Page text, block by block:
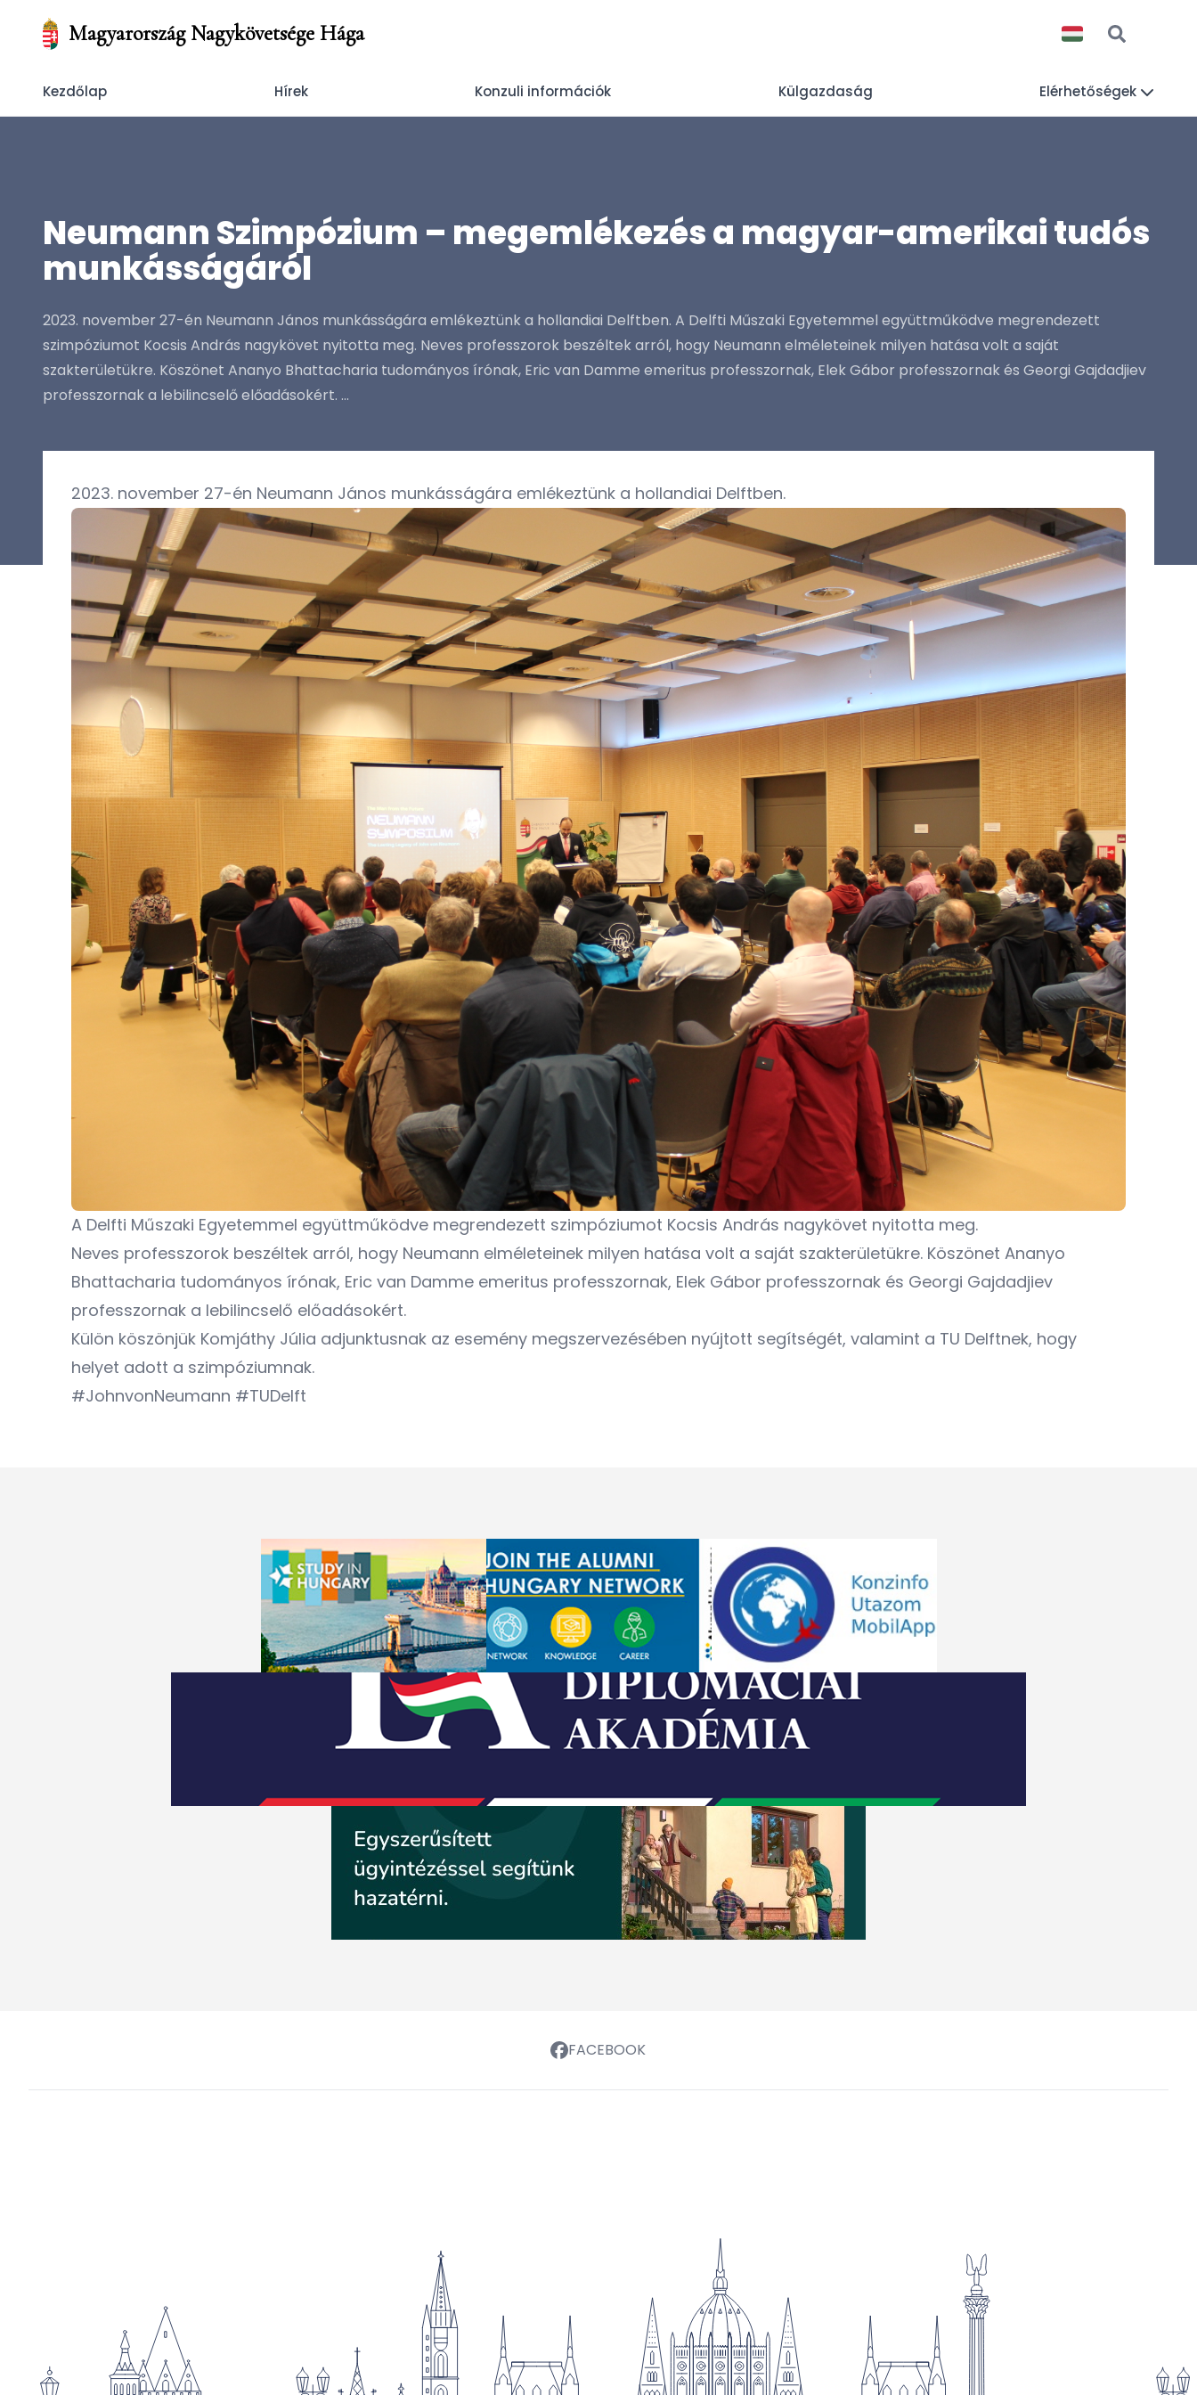
Magyarország Nagykövetsége Hága
Kezdőlap Hírek Konzuli információk Külgazdaság Elérhetőségek
Neumann Szimpózium – megemlékezés a magyar-amerikai tudós
munkásságáról
2023. november 27-én Neumann János munkásságára emlékeztünk a hollandiai Delftben. A Delfti Műszaki Egyetemmel együttműködve megrendezett
szimpóziumot Kocsis András nagykövet nyitotta meg. Neves professzorok beszéltek arról, hogy Neumann elméleteinek milyen hatása volt a saját
szakterületükre. Köszönet Ananyo Bhattacharia tudományos írónak, Eric van Damme emeritus professzornak, Elek Gábor professzornak és Georgi Gajdadjiev
professzornak a lebilincselő előadásokért. ...
2023. november 27-én Neumann János munkásságára emlékeztünk a hollandiai Delftben.
A Delfti Műszaki Egyetemmel együttműködve megrendezett szimpóziumot Kocsis András nagykövet nyitotta meg.
Neves professzorok beszéltek arról, hogy Neumann elméleteinek milyen hatása volt a saját szakterületükre. Köszönet Ananyo
Bhattacharia tudományos írónak, Eric van Damme emeritus professzornak, Elek Gábor professzornak és Georgi Gajdadjiev
professzornak a lebilincselő előadásokért.
Külön köszönjük Komjáthy Júlia adjunktusnak az esemény megszervezésében nyújtott segítségét, valamint a TU Delftnek, hogy
helyet adott a szimpóziumnak.
#JohnvonNeumann #TUDelft
FACEBOOK